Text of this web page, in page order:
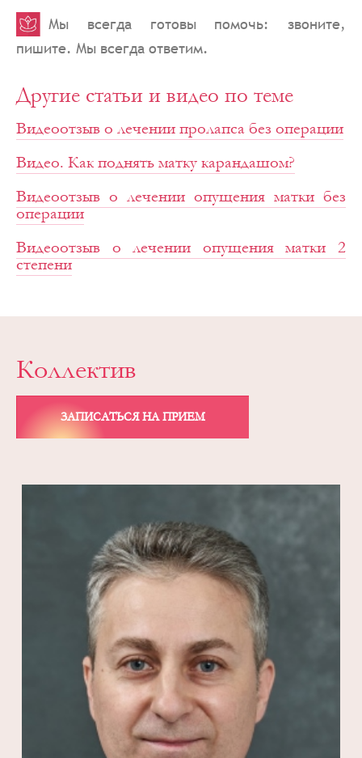
Мы всегда готовы помочь: звоните,
пишите. Мы всегда ответим.
Другие статьи и видео по теме
Видеоотзыв о лечении пролапса без операции
Видео. Как поднять матку карандашом?
Видеоотзыв о лечении опущения матки без
операции
Видеоотзыв о лечении опущения матки 2
степени
Коллектив
ЗАПИСАТЬСЯ НА ПРИЕМ